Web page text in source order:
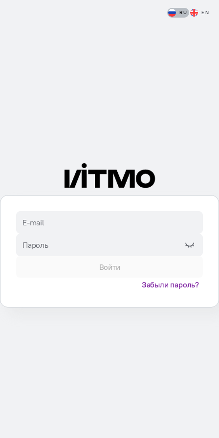
RU EN
E-mail
Пароль
Войти
Забыли пароль?